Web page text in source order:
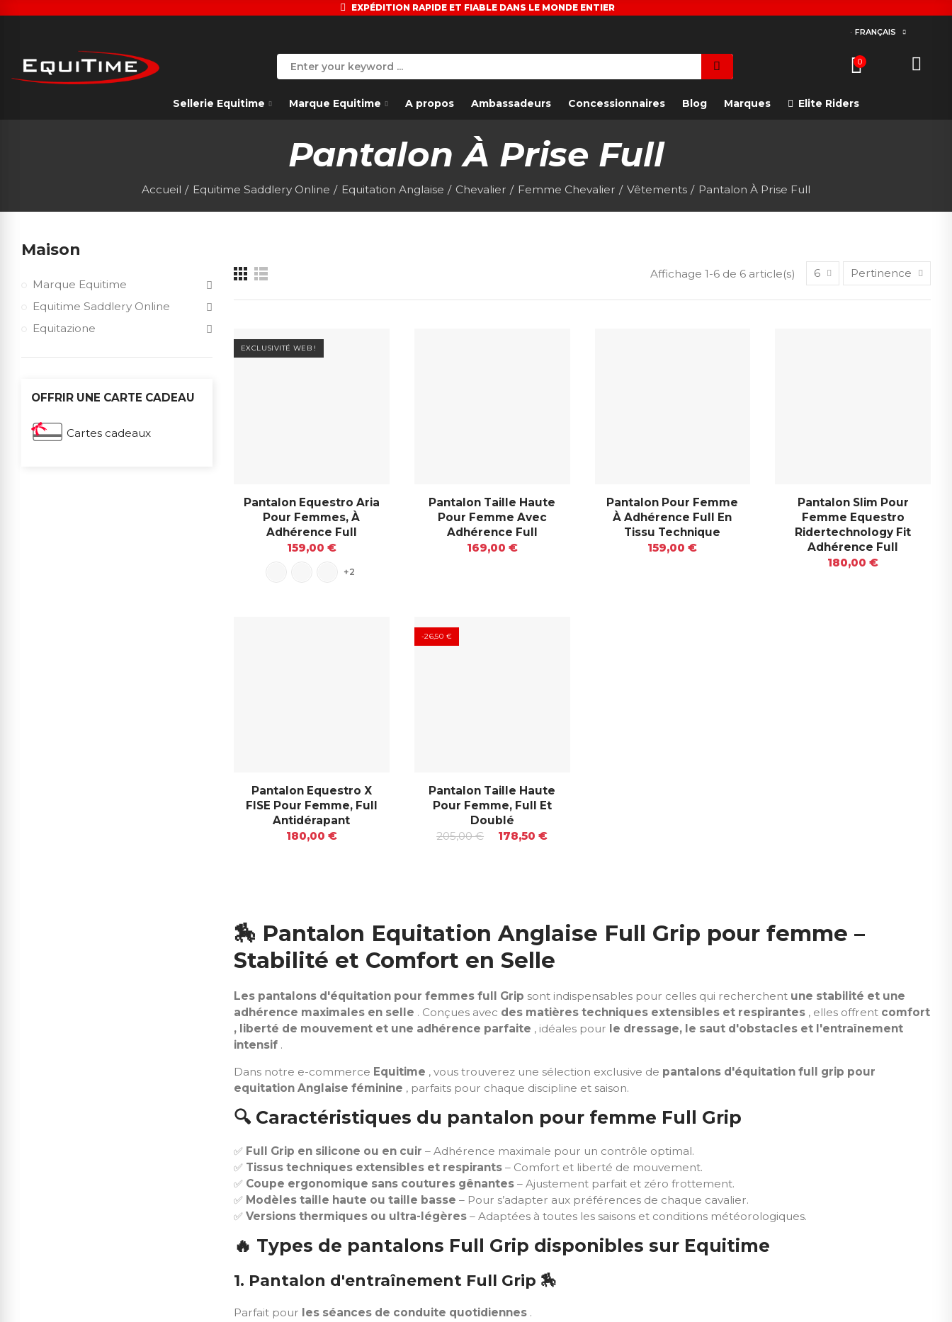
EXPÉDITION RAPIDE ET FIABLE DANS LE MONDE ENTIER
FRANÇAIS
0
Sellerie Equitime Marque Equitime A propos Ambassadeurs Concessionnaires Blog Marques Elite Riders
Pantalon À Prise Full
Accueil Equitime Saddlery Online Equitation Anglaise Chevalier Femme Chevalier Vêtements Pantalon À Prise Full
Affichage 1-6 de 6 article(s) 6 Pertinence
EXCLUSIVITÉ WEB !
Pantalon Equestro Aria
Pour Femmes, À
Adhérence Full
159,00 €
+2
Pantalon Taille Haute
Pour Femme Avec
Adhérence Full
169,00 €
Pantalon Pour Femme
À Adhérence Full En
Tissu Technique
159,00 €
Pantalon Slim Pour
Femme Equestro
Ridertechnology Fit
Adhérence Full
180,00 €
Pantalon Equestro X
FISE Pour Femme, Full
Antidérapant
180,00 €
-26,50 €
Pantalon Taille Haute
Pour Femme, Full Et
Doublé
205,00 €
178,50 €
🏇 Pantalon Equitation Anglaise Full Grip pour femme –
Stabilité et Comfort en Selle
Les pantalons d'équitation pour femmes full Grip sont indispensables pour celles qui recherchent une stabilité et une
adhérence maximales en selle . Conçues avec des matières techniques extensibles et respirantes , elles offrent comfort
, liberté de mouvement et une adhérence parfaite , idéales pour le dressage, le saut d'obstacles et l'entraînement
intensif .
Dans notre e-commerce Equitime , vous trouverez une sélection exclusive de pantalons d'équitation full grip pour
equitation Anglaise féminine , parfaits pour chaque discipline et saison.
🔍 Caractéristiques du pantalon pour femme Full Grip
✅ Full Grip en silicone ou en cuir – Adhérence maximale pour un contrôle optimal.
✅ Tissus techniques extensibles et respirants – Comfort et liberté de mouvement.
✅ Coupe ergonomique sans coutures gênantes – Ajustement parfait et zéro frottement.
✅ Modèles taille haute ou taille basse – Pour s’adapter aux préférences de chaque cavalier.
✅ Versions thermiques ou ultra-légères – Adaptées à toutes les saisons et conditions météorologiques.
🔥 Types de pantalons Full Grip disponibles sur Equitime
1. Pantalon d'entraînement Full Grip 🏇
Parfait pour les séances de conduite quotidiennes .
Maison
Marque Equitime
Equitime Saddlery Online
Equitazione
OFFRIR UNE CARTE CADEAU
Cartes cadeaux